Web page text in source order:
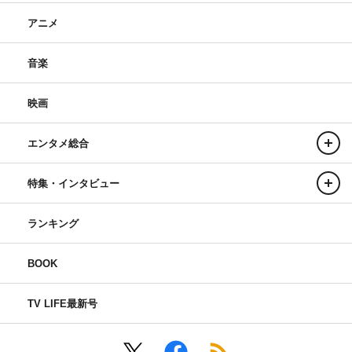
アニメ
音楽
映画
エンタメ総合
特集・インタビュー
ランキング
BOOK
TV LIFE最新号